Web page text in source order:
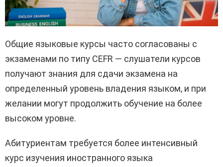
Общие языковые курсы часто согласованы с
экзаменами по типу CEFR — слушатели курсов
получают знания для сдачи экзамена на
определенный уровень владения языком, и при
желании могут продолжить обучение на более
высоком уровне.
Абитуриентам требуется более интенсивный
курс изучения иностранного языка